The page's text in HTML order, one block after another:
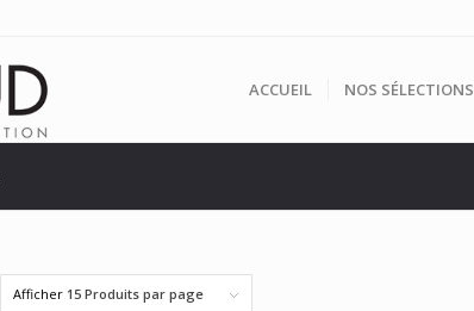
ACCUEIL NOS SÉLECTIONS
Afficher 15 Produits par page